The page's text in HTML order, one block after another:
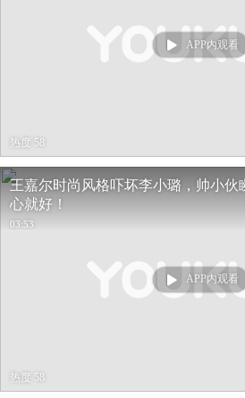
APP内观看
热度 58
王嘉尔时尚风格吓坏李小璐，帅小伙
心就好！
03:53
APP内观看
热度 58